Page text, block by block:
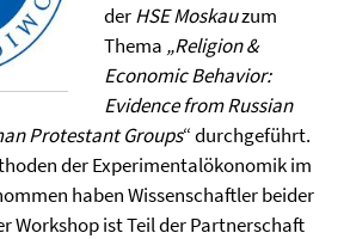
derHSE Moskauzum
Thema „Religion &
Economic Behavior:
Evidence from Russian
Protestant Groups“ durchgeführt.
der Experimentalökonomik im
haben Wissenschaftler beider
Workshop ist Teil der Partnerschaft